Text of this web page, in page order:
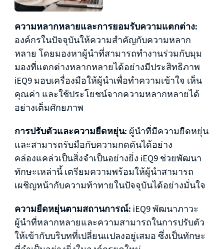
ความหลากหลายและการยอมรับความแตกต่าง:
องค์กรในปัจจุบันให้ความสำคัญกับความหลาก
หลาย โดยมองหาผู้นำที่สามารถทำงานร่วมกับมุม
มองที่แตกต่างหลากหลายได้อย่างมีประสิทธิภาพ
iEQ9 มอบเครื่องมือให้ผู้นำเพื่อทำความเข้าใจ เห็น
คุณค่า และใช้ประโยชน์จากความหลากหลายได้
อย่างเต็มศักยภาพ
การปรับตัวและความยืดหยุ่น: ผู้นำที่มีความยืดหยุ่น
และสามารถรับมือกับความกดดันได้อย่าง
คล่องแคล่วเป็นสิ่งจำเป็นอย่างยิ่ง iEQ9 ช่วยพัฒนา
ทักษะเหล่านี้ เตรียมความพร้อมให้ผู้นำสามารถ
เผชิญหน้ากับความท้าทายในปัจจุบันได้อย่างมั่นใจ
ความยืดหยุ่นตามสถานการณ์: iEQ9 พัฒนาภาวะ
ผู้นำที่หลากหลายและความสามารถในการปรับตัว
ให้เข้ากับบริบทที่เปลี่ยนแปลงอยู่เสมอ ซึ่งเป็นทักษะ